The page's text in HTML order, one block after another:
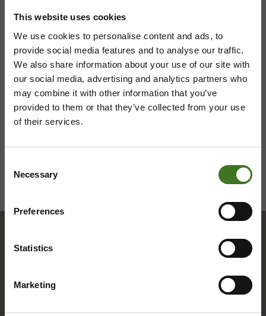
This website uses cookies
We use cookies to personalise content and ads, to
provide social media features and to analyse our traffic.
We also share information about your use of our site with
our social media, advertising and analytics partners who
may combine it with other information that you’ve
provided to them or that they’ve collected from your use
of their services.
Selection
Necessary
Preferences
Statistics
Marketing
Saavutettavuusseloste Tietosuojaselosteita
Hakemisto